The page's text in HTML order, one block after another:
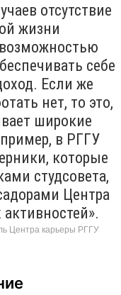
отсутствие
жизни
себе
Если же
нет, то это,
широкие
в РГГУ
которые
студсовета,
Центра
Центра карьеры РГГУ